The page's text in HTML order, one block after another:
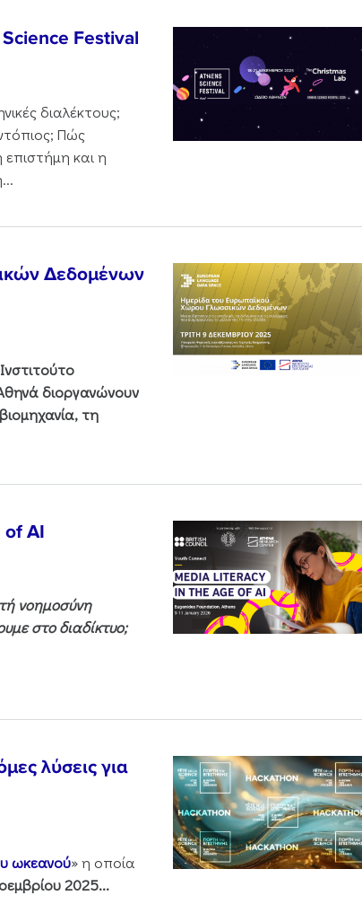
Festival
διαλέκτους;
Πώς
και η
Δεδομένων
διοργανώνουν
τη
of AI
νοημοσύνη
στο διαδίκτυο;
λύσεις για
ωκεανού» η οποία
2025...